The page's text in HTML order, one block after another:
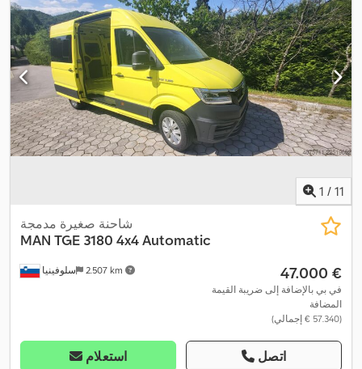
مم, الحمولة المحورية المسموح بها (المحور 1): 2.100 كجم
, الحمولة
المسموح بها للمحور (المحور 2):
2.100 كجم , سنة الصنع:2020, معدات:
أدبلو, باب منزلق, بلوتوث, تاريخ خدمة كامل, تكييف الهواء, مثبت
السرعة, مركبة لغير المدخنين, منفذ USB, نظام التحكم في الجر, نظام
التشغيل والإيقاف التلقائي, نظام الملاحة, وسادة هوائية,
1 / 11
سلوفينيا 2.507 km
شاحنة صغيرة مدمجة
MAN TGE 3180 4x4 Automatic
‏47.000 €
في بي بالإضافة إلى ضريبة القيمة
المضافة
(‏57.340 € إجمالي)
استعلام اتصل